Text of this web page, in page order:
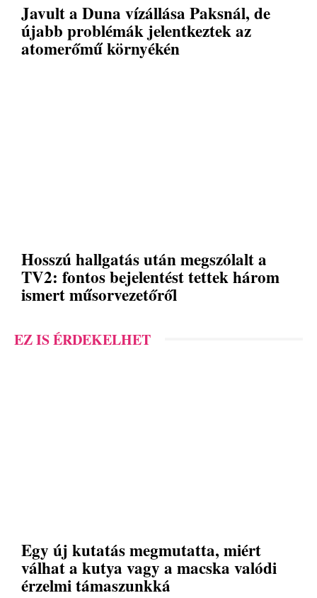
Javult a Duna vízállása Paksnál, de
újabb problémák jelentkeztek az
atomerőmű környékén
Hosszú hallgatás után megszólalt a
TV2: fontos bejelentést tettek három
ismert műsorvezetőről
EZ IS ÉRDEKELHET
Egy új kutatás megmutatta, miért
válhat a kutya vagy a macska valódi
érzelmi támaszunkká